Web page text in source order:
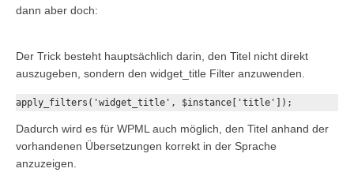
dann aber doch:
Der Trick besteht hauptsächlich darin, den Titel nicht direkt
auszugeben, sondern den widget_title Filter anzuwenden.
apply_filters('widget_title', $instance['title']);
Dadurch wird es für WPML auch möglich, den Titel anhand der
vorhandenen Übersetzungen korrekt in der Sprache
anzuzeigen.